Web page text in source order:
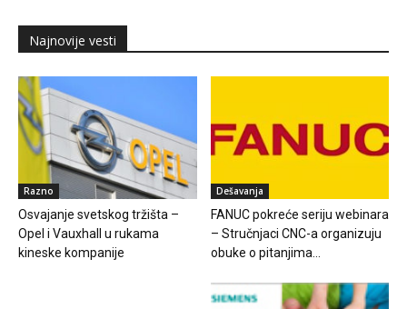
Najnovije vesti
Razno
Osvajanje svetskog tržišta –
Opel i Vauxhall u rukama
kineske kompanije
Dešavanja
FANUC pokreće seriju webinara
– Stručnjaci CNC-a organizuju
obuke o pitanjima...